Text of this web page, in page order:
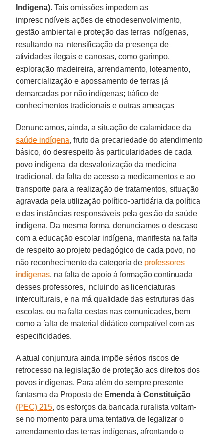
Indígena). Tais omissões impedem as
imprescindíveis ações de etnodesenvolvimento,
gestão ambiental e proteção das terras indígenas,
resultando na intensificação da presença de
atividades ilegais e danosas, como garimpo,
exploração madeireira, arrendamento, loteamento,
comercialização e apossamento de terras já
demarcadas por não indígenas; tráfico de
conhecimentos tradicionais e outras ameaças.
Denunciamos, ainda, a situação de calamidade da
saúde indígena, fruto da precariedade do atendimento
básico, do desrespeito às particularidades de cada
povo indígena, da desvalorização da medicina
tradicional, da falta de acesso a medicamentos e ao
transporte para a realização de tratamentos, situação
agravada pela utilização político-partidária da política
e das instâncias responsáveis pela gestão da saúde
indígena. Da mesma forma, denunciamos o descaso
com a educação escolar indígena, manifesta na falta
de respeito ao projeto pedagógico de cada povo, no
não reconhecimento da categoria de professores
indígenas, na falta de apoio à formação continuada
desses professores, incluindo as licenciaturas
interculturais, e na má qualidade das estruturas das
escolas, ou na falta destas nas comunidades, bem
como a falta de material didático compatível com as
especificidades.
A atual conjuntura ainda impõe sérios riscos de
retrocesso na legislação de proteção aos direitos dos
povos indígenas. Para além do sempre presente
fantasma da Proposta de Emenda à Constituição
(PEC) 215, os esforços da bancada ruralista voltam-
se no momento para uma tentativa de legalizar o
arrendamento das terras indígenas, afrontando o